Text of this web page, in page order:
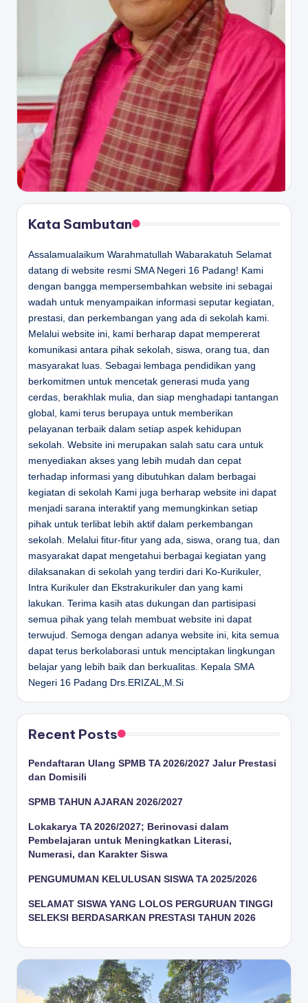
Kata Sambutan
Assalamualaikum Warahmatullah Wabarakatuh Selamat
datang di website resmi SMA Negeri 16 Padang! Kami
dengan bangga mempersembahkan website ini sebagai
wadah untuk menyampaikan informasi seputar kegiatan,
prestasi, dan perkembangan yang ada di sekolah kami.
Melalui website ini, kami berharap dapat mempererat
komunikasi antara pihak sekolah, siswa, orang tua, dan
masyarakat luas. Sebagai lembaga pendidikan yang
berkomitmen untuk mencetak generasi muda yang
cerdas, berakhlak mulia, dan siap menghadapi tantangan
global, kami terus berupaya untuk memberikan
pelayanan terbaik dalam setiap aspek kehidupan
sekolah. Website ini merupakan salah satu cara untuk
menyediakan akses yang lebih mudah dan cepat
terhadap informasi yang dibutuhkan dalam berbagai
kegiatan di sekolah Kami juga berharap website ini dapat
menjadi sarana interaktif yang memungkinkan setiap
pihak untuk terlibat lebih aktif dalam perkembangan
sekolah. Melalui fitur-fitur yang ada, siswa, orang tua, dan
masyarakat dapat mengetahui berbagai kegiatan yang
dilaksanakan di sekolah yang terdiri dari Ko-Kurikuler,
Intra Kurikuler dan Ekstrakurikuler dan yang kami
lakukan. Terima kasih atas dukungan dan partisipasi
semua pihak yang telah membuat website ini dapat
terwujud. Semoga dengan adanya website ini, kita semua
dapat terus berkolaborasi untuk menciptakan lingkungan
belajar yang lebih baik dan berkualitas.
Kepala SMA
Negeri 16 Padang Drs.ERIZAL,M.Si
Recent Posts
Pendaftaran Ulang SPMB TA 2026/2027 Jalur Prestasi
dan Domisili
SPMB TAHUN AJARAN 2026/2027
Lokakarya TA 2026/2027; Berinovasi dalam
Pembelajaran untuk Meningkatkan Literasi,
Numerasi, dan Karakter Siswa
PENGUMUMAN KELULUSAN SISWA TA 2025/2026
SELAMAT SISWA YANG LOLOS PERGURUAN TINGGI
SELEKSI BERDASARKAN PRESTASI TAHUN 2026